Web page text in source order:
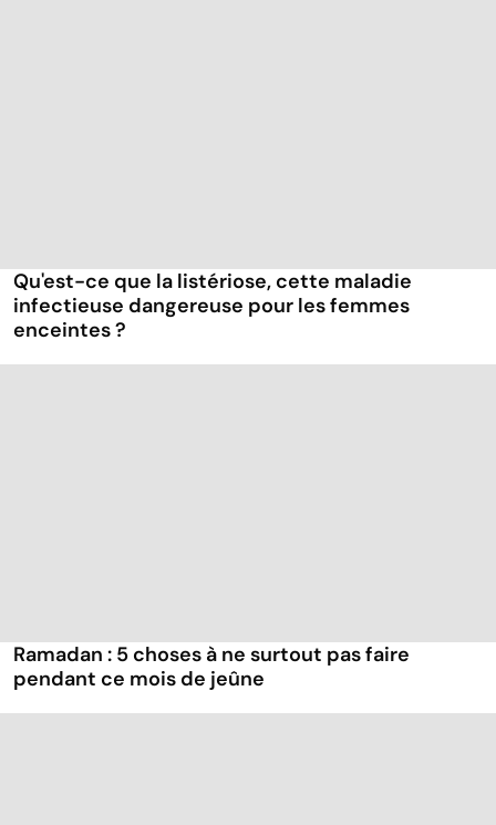
Qu'est-ce que la listériose, cette maladie
infectieuse dangereuse pour les femmes
enceintes ?
Ramadan : 5 choses à ne surtout pas faire
pendant ce mois de jeûne